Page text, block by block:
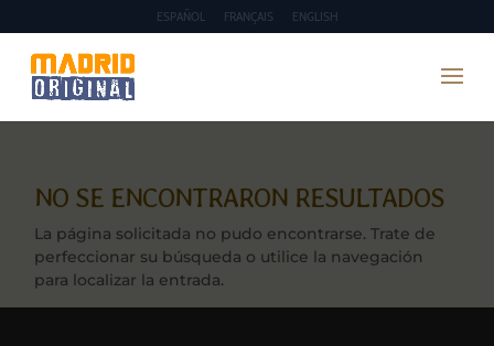
ESPAÑOL FRANÇAIS ENGLISH
NO SE ENCONTRARON RESULTADOS
La página solicitada no pudo encontrarse. Trate de
perfeccionar su búsqueda o utilice la navegación
para localizar la entrada.